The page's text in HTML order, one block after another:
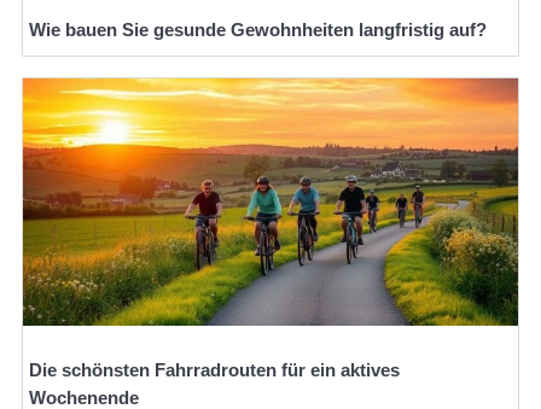
Wie bauen Sie gesunde Gewohnheiten langfristig auf?
Die schönsten Fahrradrouten für ein aktives
Wochenende